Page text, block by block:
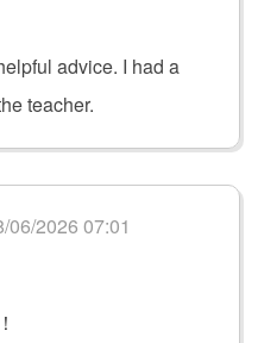
advice. I had a
teacher.
06/2026 07:01